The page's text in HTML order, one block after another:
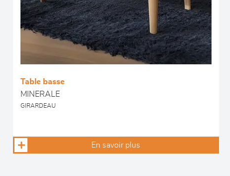
Table basse
MINERALE
GIRARDEAU
En savoir plus